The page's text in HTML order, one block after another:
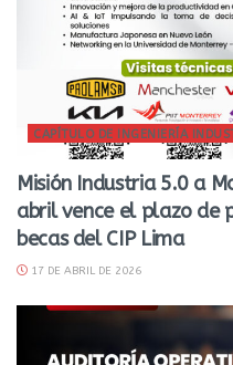
CAPÍTULO DE INGENIERÍA
Misión Industria 5.0 a
abril vence el plazo de
becas del CIP Lima
17 DE ABRIL DE 2026